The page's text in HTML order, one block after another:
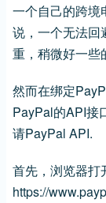
一个自己的跨境
说，一个无法回
重，稍微好一些
然而在绑定
PayPal的API接
请PayPal API.
首先，浏览器打
https://